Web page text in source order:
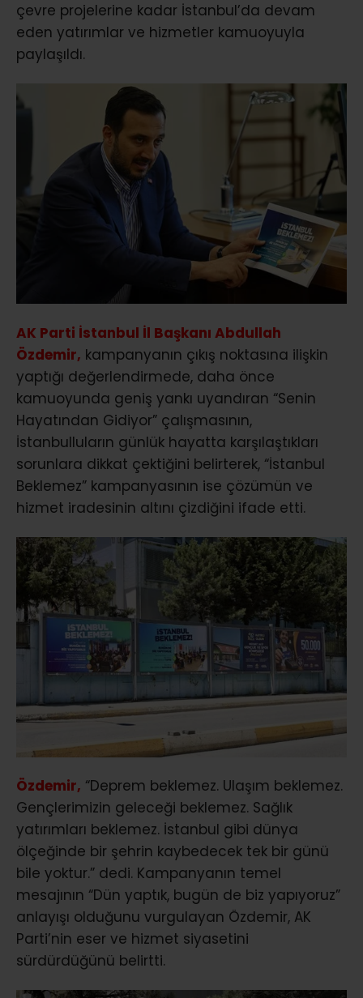
çevre projelerine kadar İstanbul’da devam
eden yatırımlar ve hizmetler kamuoyuyla
paylaşıldı.
AK Parti İstanbul İl Başkanı Abdullah
Özdemir, kampanyanın çıkış noktasına ilişkin
yaptığı değerlendirmede, daha önce
kamuoyunda geniş yankı uyandıran “Senin
Hayatından Gidiyor” çalışmasının,
İstanbulluların günlük hayatta karşılaştıkları
sorunlara dikkat çektiğini belirterek, “İstanbul
Beklemez” kampanyasının ise çözümün ve
hizmet iradesinin altını çizdiğini ifade etti.
Özdemir, “Deprem beklemez. Ulaşım beklemez.
Gençlerimizin geleceği beklemez. Sağlık
yatırımları beklemez. İstanbul gibi dünya
ölçeğinde bir şehrin kaybedecek tek bir günü
bile yoktur.” dedi. Kampanyanın temel
mesajının “Dün yaptık, bugün de biz yapıyoruz”
anlayışı olduğunu vurgulayan Özdemir, AK
Parti’nin eser ve hizmet siyasetini
sürdürdüğünü belirtti.